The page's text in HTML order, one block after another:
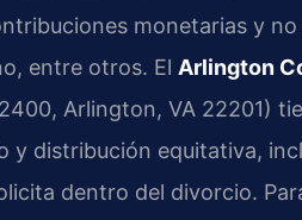
monetarias y
entre otros. El Arlington
Arlington, VA 22201)
y distribución equitativa,
dentro del divorcio.